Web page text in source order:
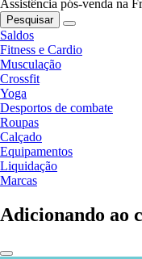
Assistência pós-venda na
Pesquisar
Saldos
Fitness e Cardio
Musculação
Crossfit
Yoga
Desportos de combate
Roupas
Calçado
Equipamentos
Liquidação
Marcas
Adicionando ao